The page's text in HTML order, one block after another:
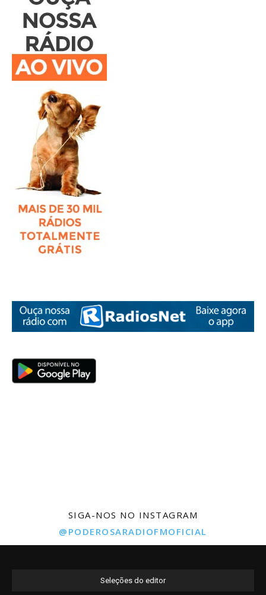
SIGA-NOS NO INSTAGRAM
@PODEROSARADIOFMOFICIAL
Seleções do editor